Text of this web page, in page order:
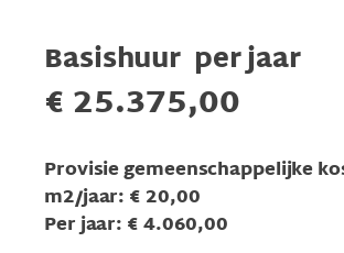
Basishuur per jaar
€ 25.375,00
Provisie gemeenschappelijke
m2/jaar: € 20,00
Per jaar: € 4.060,00